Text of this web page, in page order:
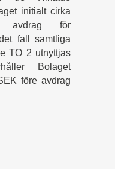
initialt cirka
avdrag för
fall samtliga
TO 2 utnyttjas
Bolaget
före avdrag